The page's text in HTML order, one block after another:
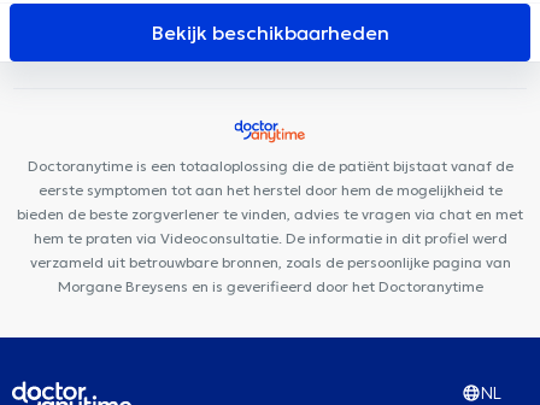
Cabinet dentaire Dziubek
Cabinet Messidor
Centre de l'Hirondelle Forest
Cabinet Médical MEDIHERINCKX
Centre Médical Walzin
Centre PsyCol Enfant et Famille
Bekijk beschikbaarheden
Doctoranytime is een totaaloplossing die de patiënt bijstaat vanaf de
eerste symptomen tot aan het herstel door hem de mogelijkheid te
bieden de beste zorgverlener te vinden, advies te vragen via chat en met
hem te praten via Videoconsultatie. De informatie in dit profiel werd
verzameld uit betrouwbare bronnen, zoals de persoonlijke pagina van
Morgane Breysens en is geverifieerd door het Doctoranytime
NL